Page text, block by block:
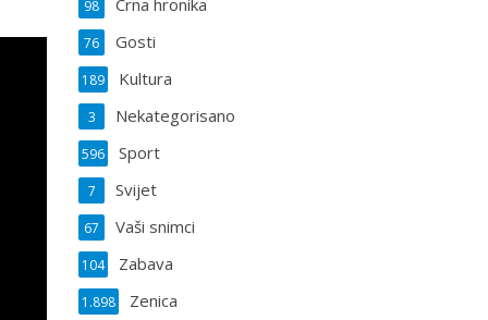
Crna hronika
98
Gosti
76
Kultura
189
Nekategorisano
3
Sport
596
Svijet
7
Vaši snimci
67
Zabava
104
Zenica
1.898